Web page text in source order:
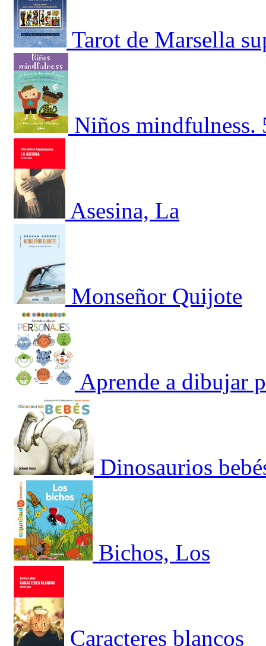
Tarot de Marsella
Niños mindfulness.
Asesina, La
Monseñor Quijote
Aprende a dibujar
Dinosaurios
Bichos, Los
Caracteres blancos